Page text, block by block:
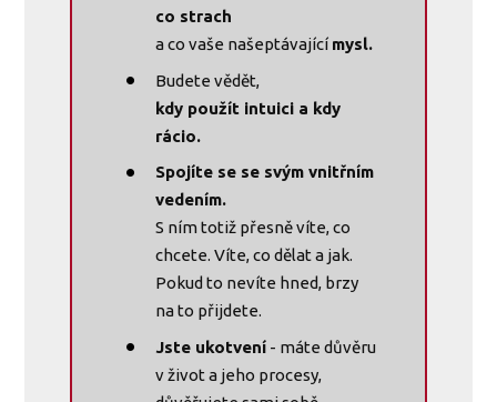
co strach
a co vaše našeptávající mysl.
Budete vědět,
kdy použít intuici a kdy
rácio.
Spojíte se se svým vnitřním
vedením.
S ním totiž přesně víte, co
chcete. Víte, co dělat a jak.
Pokud to nevíte hned, brzy
na to přijdete.
Jste ukotvení- máte důvěru
v život a jeho procesy,